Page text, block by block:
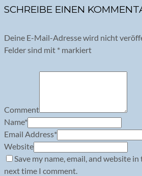
SCHREIBE EINEN
Deine E-Mail-Adresse wird nicht
Felder sind mit * markiert
Comment
Name*
Email Address*
Website
Save my name, email, and website
next time I comment.